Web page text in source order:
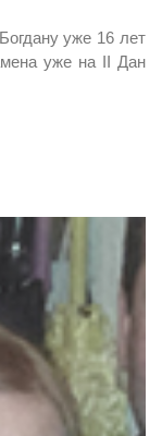
уже 16 лет
уже на II Дан